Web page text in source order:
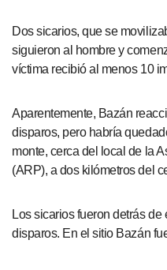
Dos sicarios, que se
siguieron al hombre y
víctima recibió al menos 10
Aparentemente, Bazán
disparos, pero habría
monte, cerca del local de la
(ARP), a dos kilómetros del
Los sicarios fueron detrás
disparos. En el sitio Bazán